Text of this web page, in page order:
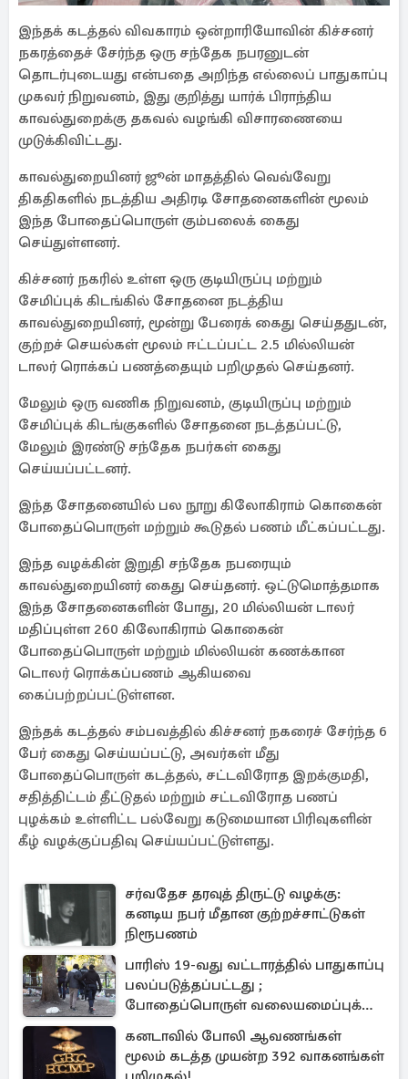
இந்தக் கடத்தல் விவகாரம் ஒன்றாரியோவின் கிச்சனர்
நகரத்தைச் சேர்ந்த ஒரு சந்தேக நபரனுடன்
தொடர்புடையது என்பதை அறிந்த எல்லைப் பாதுகாப்பு
முகவர் நிறுவனம், இது குறித்து யார்க் பிராந்திய
காவல்துறைக்கு தகவல் வழங்கி விசாரணையை
முடுக்கிவிட்டது.
காவல்துறையினர் ஜூன் மாதத்தில் வெவ்வேறு
திகதிகளில் நடத்திய அதிரடி சோதனைகளின் மூலம்
இந்த போதைப்பொருள் கும்பலைக் கைது
செய்துள்ளனர்.
கிச்சனர் நகரில் உள்ள ஒரு குடியிருப்பு மற்றும்
சேமிப்புக் கிடங்கில் சோதனை நடத்திய
காவல்துறையினர், மூன்று பேரைக் கைது செய்ததுடன்,
குற்றச் செயல்கள் மூலம் ஈட்டப்பட்ட 2.5 மில்லியன்
டாலர் ரொக்கப் பணத்தையும் பறிமுதல் செய்தனர்.
மேலும் ஒரு வணிக நிறுவனம், குடியிருப்பு மற்றும்
சேமிப்புக் கிடங்குகளில் சோதனை நடத்தப்பட்டு,
மேலும் இரண்டு சந்தேக நபர்கள் கைது
செய்யப்பட்டனர்.
இந்த சோதனையில் பல நூறு கிலோகிராம் கொகைன்
போதைப்பொருள் மற்றும் கூடுதல் பணம் மீட்கப்பட்டது.
இந்த வழக்கின் இறுதி சந்தேக நபரையும்
காவல்துறையினர் கைது செய்தனர். ஒட்டுமொத்தமாக
இந்த சோதனைகளின் போது, 20 மில்லியன் டாலர்
மதிப்புள்ள 260 கிலோகிராம் கொகைன்
போதைப்பொருள் மற்றும் மில்லியன் கணக்கான
டொலர் ரொக்கப்பணம் ஆகியவை
கைப்பற்றப்பட்டுள்ளன.
இந்தக் கடத்தல் சம்பவத்தில் கிச்சனர் நகரைச் சேர்ந்த 6
பேர் கைது செய்யப்பட்டு, அவர்கள் மீது
போதைப்பொருள் கடத்தல், சட்டவிரோத இறக்குமதி,
சதித்திட்டம் தீட்டுதல் மற்றும் சட்டவிரோத பணப்
புழக்கம் உள்ளிட்ட பல்வேறு கடுமையான பிரிவுகளின்
கீழ் வழக்குப்பதிவு செய்யப்பட்டுள்ளது.
சர்வதேச தரவுத் திருட்டு வழக்கு:
கனடிய நபர் மீதான குற்றச்சாட்டுகள்
நிரூபணம்
பாரிஸ் 19-வது வட்டாரத்தில் பாதுகாப்பு
பலப்படுத்தப்பட்டது ;
போதைப்பொருள் வலையமைப்புக்கு
கடும் அடி
கனடாவில் போலி ஆவணங்கள்
மூலம் கடத்த முயன்ற 392 வாகனங்கள்